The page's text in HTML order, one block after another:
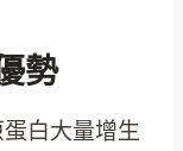
勢
白大量增生